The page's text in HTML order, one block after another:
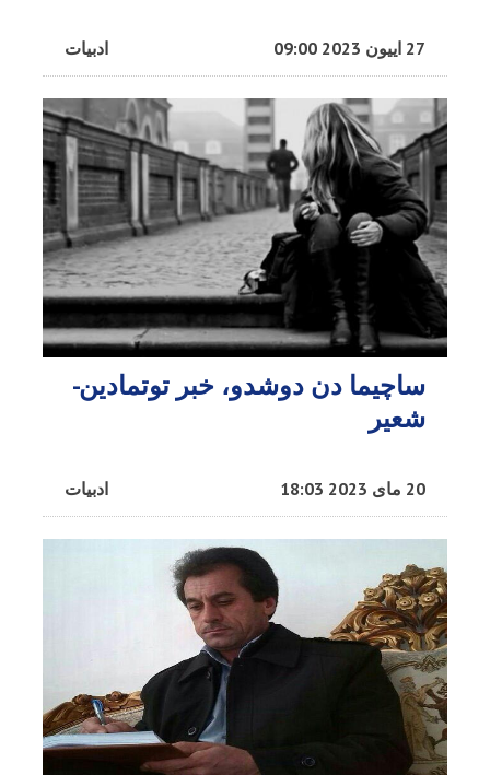
ادبیات 27 اییون 2023 09:00
ساچیما دن دوشدو، خبر توتمادین-
شعیر
ادبیات 20 مای 2023 18:03